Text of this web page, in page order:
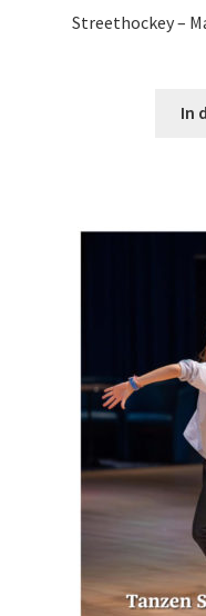
Streethockey –
In